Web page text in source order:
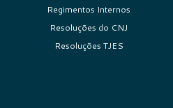
Regimentos Internos
Resoluções do CNJ
Resoluções TJES